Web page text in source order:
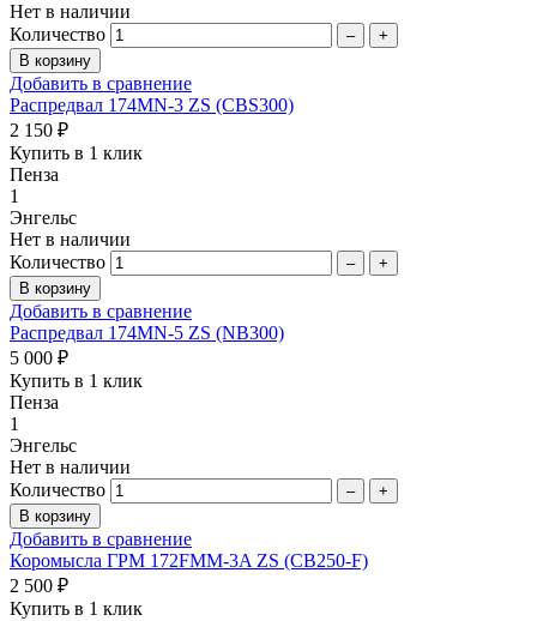
Нет в наличии
Количество
– +
Добавить в сравнение
Распредвал 174MN-3 ZS (CBS300)
2 150 ₽
Купить в 1 клик
Пенза
1
Энгельс
Нет в наличии
Количество
– +
Добавить в сравнение
Распредвал 174MN-5 ZS (NB300)
5 000 ₽
Купить в 1 клик
Пенза
1
Энгельс
Нет в наличии
Количество
– +
Добавить в сравнение
Коромысла ГРМ 172FMM-3A ZS (CB250-F)
2 500 ₽
Купить в 1 клик